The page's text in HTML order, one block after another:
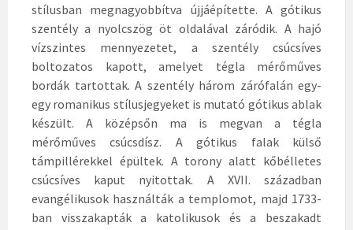
stílusban megnagyobbítva újjáépítette. A gótikus
szentély a nyolcszög öt oldalával záródik. A hajó
vízszintes mennyezetet, a szentély csúcsíves
boltozatos kapott, amelyet tégla mérőműves
bordák tartottak. A szentély három zárófalán egy-
egy romanikus stílusjegyeket is mutató gótikus ablak
készült. A középsőn ma is megvan a tégla
mérőműves csúcsdísz. A gótikus falak külső
támpillérekkel épültek. A torony alatt kőbélletes
csúcsíves kaput nyitottak. A XVII. században
evangélikusok használták a templomot, majd 1733-
ban visszakapták a katolikusok és a beszakadt